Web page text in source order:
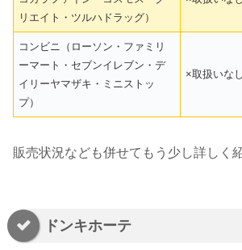
リエイト・ツルハドラッグ）
コンビニ（ローソン・ファミリ
ーマート・セブンイレブン・デ
イリーヤマザキ・ミニストッ
プ）
×取扱いなし
販売状況なども併せてもう少し詳しく
ドンキホーテ